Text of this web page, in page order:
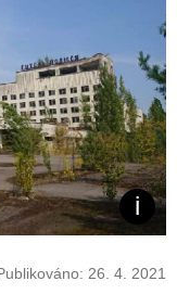
26. 4. 2021